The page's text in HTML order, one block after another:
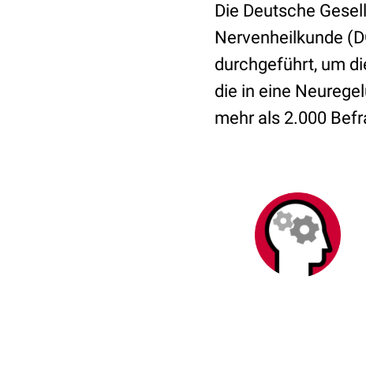
Die Deutsche
Nervenheilkunde
durchgeführt, um
die in eine
mehr als 2.000